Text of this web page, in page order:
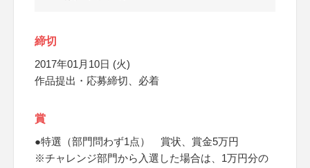
締切
2017年01月10日 (火)
作品提出・応募締切、必着
賞
●特選（部門問わず1点） 賞状、賞金5万円
※チャレンジ部門から入選した場合は、1万円分の